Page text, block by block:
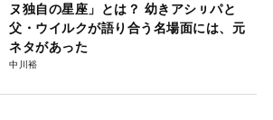
ヌ独自の星座」とは？ 幼きアシㇼパと
父・ウイルクが語り合う名場面には、元
ネタがあった
中川裕